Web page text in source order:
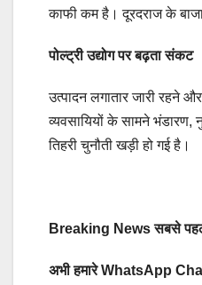
काफी कम है। दूरदराज के
पोल्ट्री उद्योग पर बढ़ता संकट
उत्पादन लगातार जारी रहने
व्यवसायियों के सामने
तिहरी चुनौती खड़ी हो गई है।
Breaking News सबसे पहले
अभी हमारे WhatsApp